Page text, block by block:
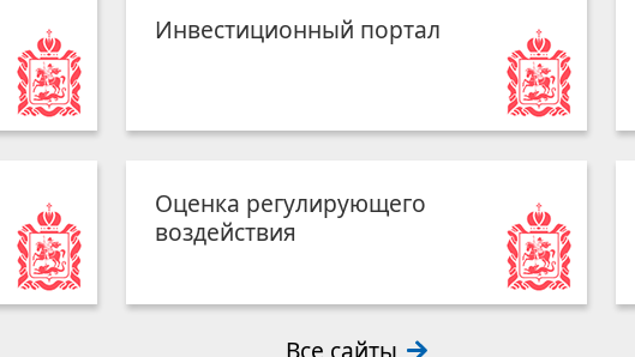
Инвестиционный портал
Оценка регулирующего
воздействия
Все сайты